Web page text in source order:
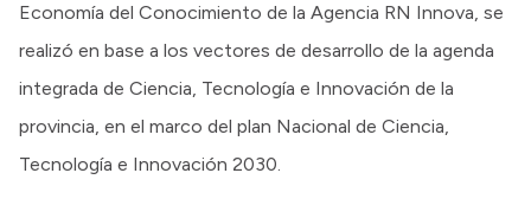
Economía del Conocimiento de la Agencia RN Innova, se
realizó en base a los vectores de desarrollo de la agenda
integrada de Ciencia, Tecnología e Innovación de la
provincia, en el marco del plan Nacional de Ciencia,
Tecnología e Innovación 2030.